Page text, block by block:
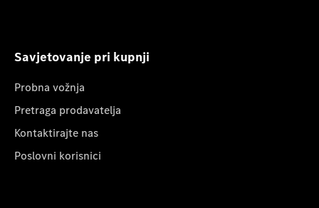
Savjetovanje pri kupnji
Probna vožnja
Pretraga prodavatelja
Kontaktirajte nas
Poslovni korisnici